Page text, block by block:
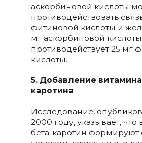
аскорбиновой кислоты
противодействовать
фитиновой кислоты и
мг аскорбиновой
противодействует 25 мг
кислоты.
5. Добавление
каротина
Исследование,
2000 году, указывает,
бета-каротин формируют